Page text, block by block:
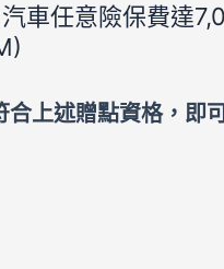
車任意險保費達
合上述贈點資格，即